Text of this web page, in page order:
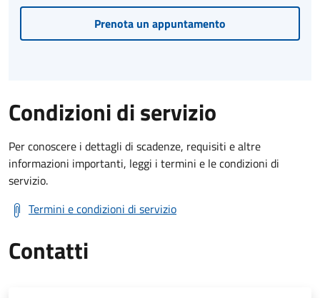
Prenota un appuntamento
Condizioni di servizio
Per conoscere i dettagli di scadenze, requisiti e altre
informazioni importanti, leggi i termini e le condizioni di
servizio.
Termini e condizioni di servizio
Contatti